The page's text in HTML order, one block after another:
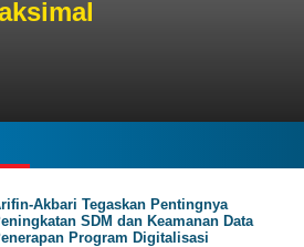
Akbari Tegaskan Pentingnya
SDM dan Keamanan Data
Program Digitalisasi